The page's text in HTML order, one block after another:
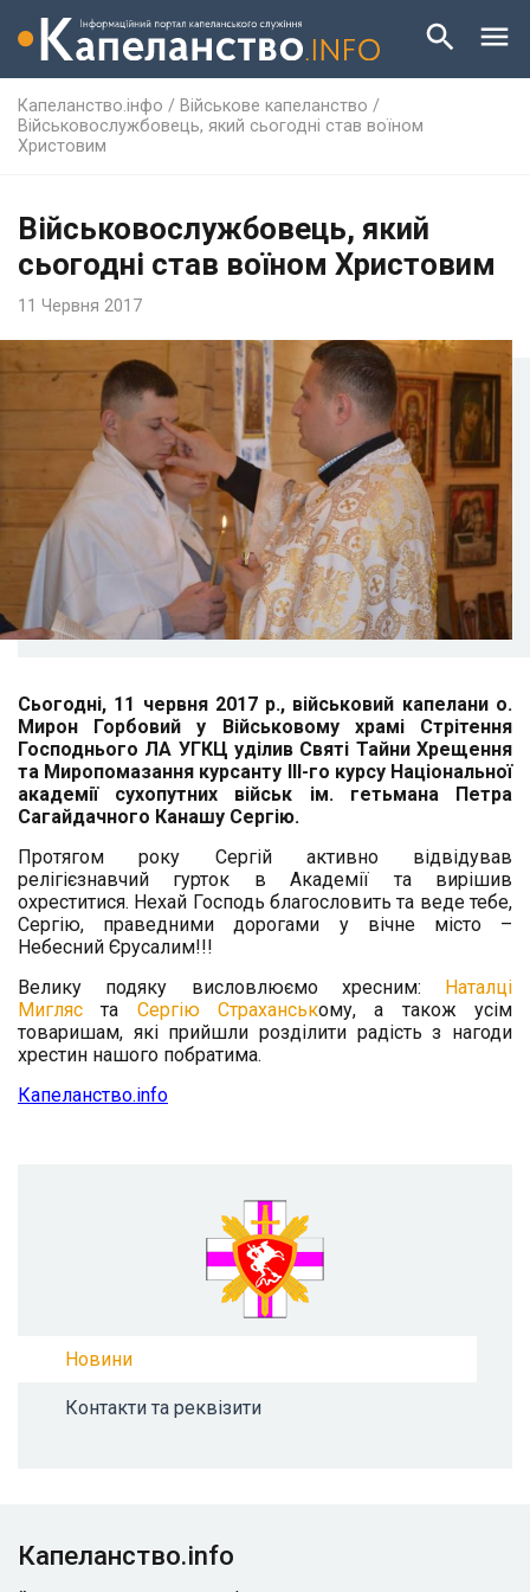
Капеланство.інфо / Військове капеланство /
Військовослужбовець, який сьогодні став воїном
Христовим
Військовослужбовець, який
сьогодні став воїном Христовим
11 Червня 2017
Сьогодні, 11 червня 2017 р., військовий капелани о.
Мирон Горбовий у Військовому храмі Стрітення
Господнього ЛА УГКЦ уділив Святі Тайни Хрещення
та Миропомазання курсанту ІІІ-го курсу Національної
академії сухопутних військ ім. гетьмана Петра
Сагайдачного Канашу Сергію.
Протягом року Сергій активно відвідував
релігієзнавчий гурток в Академії та вирішив
охреститися. Нехай Господь благословить та веде тебе,
Сергію, праведними дорогами у вічне місто –
Небесний Єрусалим!!!
Велику подяку висловлюємо хресним:
Наталці
Мигляс та Сергію Страханському, а також усім
товаришам, які прийшли розділити радість з нагоди
хрестин нашого побратима.
Капеланство.info
Новини
Контакти та реквізити
Капеланство.info